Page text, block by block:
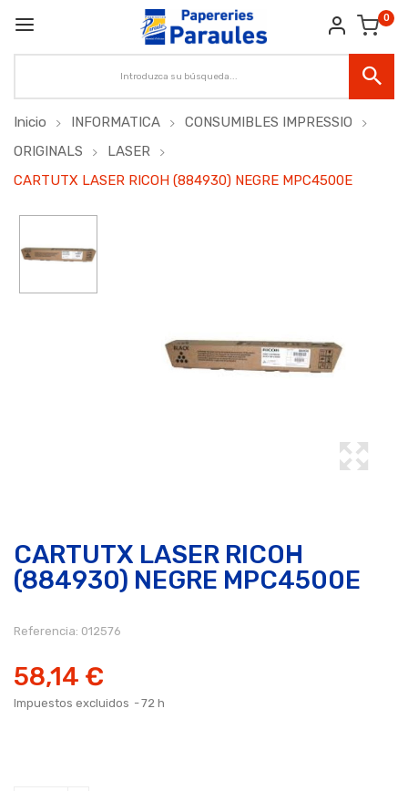
0
Inicio INFORMATICA
CONSUMIBLES IMPRESSIO
ORIGINALS
LASER
CARTUTX LASER RICOH (884930) NEGRE MPC4500E
CARTUTX LASER RICOH
(884930) NEGRE MPC4500E
Referencia: 012576
58,14 €
Impuestos excluidos 72 h